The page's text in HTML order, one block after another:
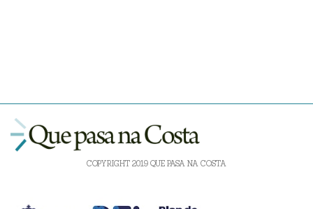
COPYRIGHT 2019 QUE PASA NA COSTA